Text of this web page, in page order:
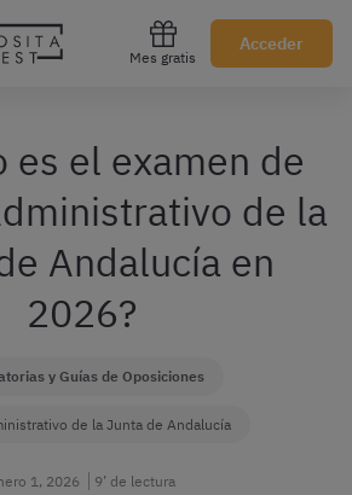
Mes gratis
Acceder
Regístrate gratis
es el examen de
de la
Andalucía en
2026?
y Guías de Oposiciones
de la Junta de Andalucía
1, 2026 9’ de lectura